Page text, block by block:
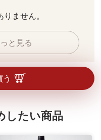
ません。
と見る
う
したい商品